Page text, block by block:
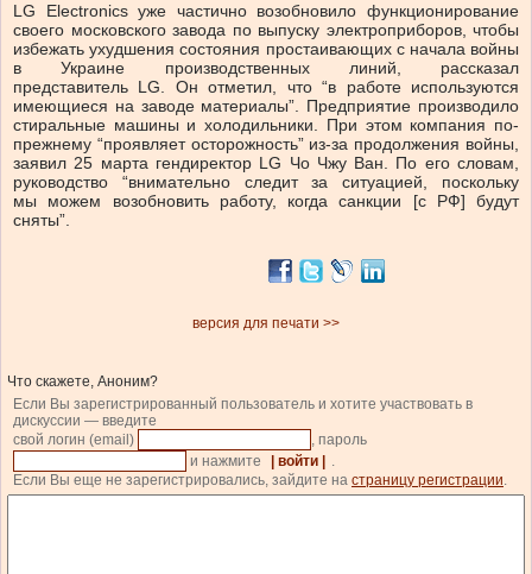
LG Electronics уже частично возобновило функционирование
своего московского завода по выпуску электроприборов, чтобы
избежать ухудшения состояния простаивающих с начала войны
в Украине производственных линий, рассказал
представитель LG. Он отметил, что “в работе используются
имеющиеся на заводе материалы”. Предприятие производило
стиральные машины и холодильники. При этом компания по-
прежнему “проявляет осторожность” из-за продолжения войны,
заявил 25 марта гендиректор LG Чо Чжу Ван. По его словам,
руководство “внимательно следит за ситуацией, поскольку
мы можем возобновить работу, когда санкции [с РФ] будут
сняты”.
версия для печати >>
Что скажете, Аноним?
Если Вы зарегистрированный пользователь и хотите участвовать в
дискуссии — введите
свой логин (email)
, пароль
и нажмите
| войти |
.
Если Вы еще не зарегистрировались, зайдите на страницу регистрации.